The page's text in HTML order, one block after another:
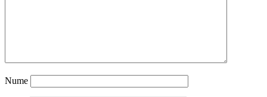
Nume